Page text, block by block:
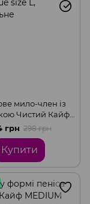
мило-член із
Чистий Кайф
L, натуральне
грн 298 грн
Купити